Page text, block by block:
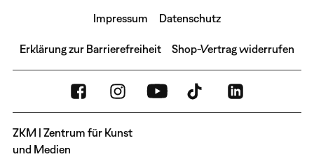
Impressum Datenschutz
Erklärung zur Barrierefreiheit Shop-Vertrag widerrufen
ZKM | Zentrum für Kunst
und Medien